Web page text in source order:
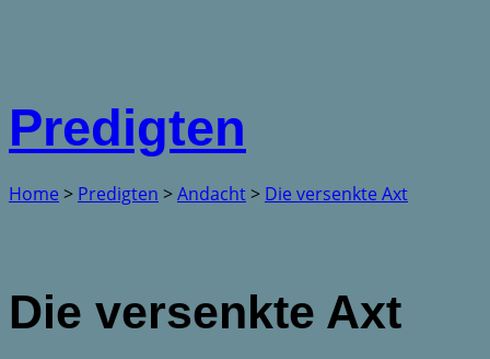
Predigten
Home > Predigten >Andacht> Die versenkte Axt
Die versenkte Axt